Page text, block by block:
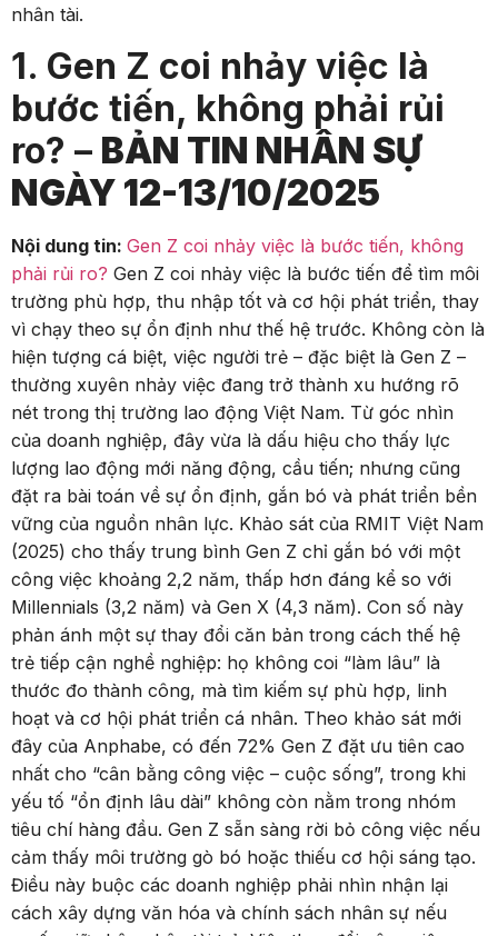
nhân tài.
1. Gen Z coi nhảy việc là
bước tiến, không phải rủi
ro? – BẢN TIN NHÂN SỰ
NGÀY 12-13/10/2025
Nội dung tin: Gen Z coi nhảy việc là bước tiến, không
phải rủi ro? Gen Z coi nhảy việc là bước tiến để tìm môi
trường phù hợp, thu nhập tốt và cơ hội phát triển, thay
vì chạy theo sự ổn định như thế hệ trước. Không còn là
hiện tượng cá biệt, việc người trẻ – đặc biệt là Gen Z –
thường xuyên nhảy việc đang trở thành xu hướng rõ
nét trong thị trường lao động Việt Nam. Từ góc nhìn
của doanh nghiệp, đây vừa là dấu hiệu cho thấy lực
lượng lao động mới năng động, cầu tiến; nhưng cũng
đặt ra bài toán về sự ổn định, gắn bó và phát triển bền
vững của nguồn nhân lực. Khảo sát của RMIT Việt Nam
(2025) cho thấy trung bình Gen Z chỉ gắn bó với một
công việc khoảng 2,2 năm, thấp hơn đáng kể so với
Millennials (3,2 năm) và Gen X (4,3 năm). Con số này
phản ánh một sự thay đổi căn bản trong cách thế hệ
trẻ tiếp cận nghề nghiệp: họ không coi “làm lâu” là
thước đo thành công, mà tìm kiếm sự phù hợp, linh
hoạt và cơ hội phát triển cá nhân. Theo khảo sát mới
đây của Anphabe, có đến 72% Gen Z đặt ưu tiên cao
nhất cho “cân bằng công việc – cuộc sống”, trong khi
yếu tố “ổn định lâu dài” không còn nằm trong nhóm
tiêu chí hàng đầu. Gen Z sẵn sàng rời bỏ công việc nếu
cảm thấy môi trường gò bó hoặc thiếu cơ hội sáng tạo.
Điều này buộc các doanh nghiệp phải nhìn nhận lại
cách xây dựng văn hóa và chính sách nhân sự nếu